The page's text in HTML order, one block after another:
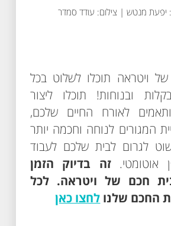
יפעת מנטש | צילום: עודד סמדר
ויטראה תוכלו לשלוט בכל
ובנוחות! תוכלו ליצור
לאורח החיים שלכם,
המגורים לנוחה וחכמה יותר
לגרום לבית שלכם לעבוד
אוטומטי.זה בדיוק הזמן
חכם של ויטראה. לכל
החכם שלנו לחצו כאן